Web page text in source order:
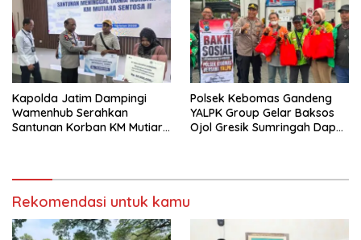
Kapolda Jatim Dampingi
Wamenhub Serahkan
Santunan Korban KM Mutiara
Polsek Kebomas Gandeng
YALPK Group Gelar Baksos
Ojol Gresik Sumringah Dapat
Rekomendasi untuk kamu